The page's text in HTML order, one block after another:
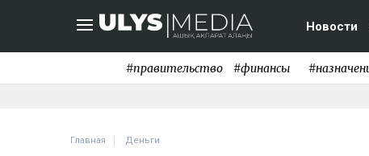
Новости
#правительство #финансы
Главная Деньги